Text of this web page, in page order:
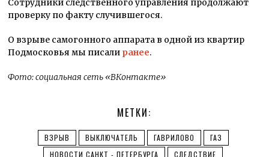
Сотрудники следственного управления продолжают
проверку по факту случившегося.
О взрыве самогонного аппарата в одной из квартир
Подмосковья мы писали ранее.
Фото: социальная сеть «ВКонтакте»
МЕТКИ:
ВЗРЫВ ВЫКЛЮЧАТЕЛЬ ГАВРИЛОВО
ГАЗ
НОВОСТИ САНКТ - ПЕТЕРБУРГА
СЛЕДСТВИЕ